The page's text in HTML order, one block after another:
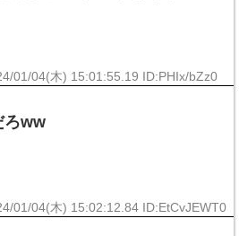
01/04(木) 15:01:55.19 ID:PHIx/bZz0
ろww
01/04(木) 15:02:12.84 ID:EtCvJEWT0